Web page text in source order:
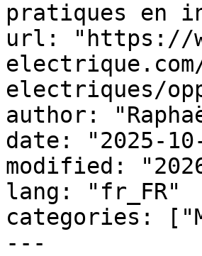
pratiques en
url: "https://
electriques/
author:
date: "2025-
modified:
lang: "fr_FR"
categories:
---